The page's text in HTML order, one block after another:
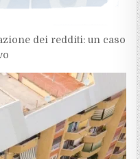
dei redditi: un caso